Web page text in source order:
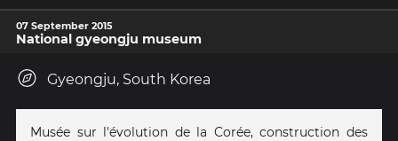
07 September 2015
National gyeongju museum
Gyeongju, South Korea
Musée sur l'évolution de la Corée, construction des